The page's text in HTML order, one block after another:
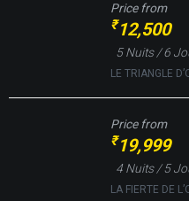
Price from
₹12,500
5 Nuits / 6
LE TRIANGLE
Price from
₹19,999
4 Nuits / 5
LA FIERTE DE